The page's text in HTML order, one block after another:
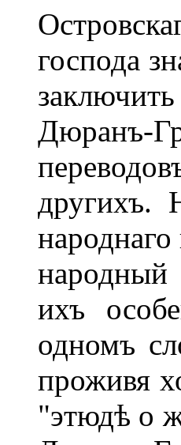
господа
Дюранъ-
другихъ.
народный
ихъ
одномъ
проживя
"этюдѣ о